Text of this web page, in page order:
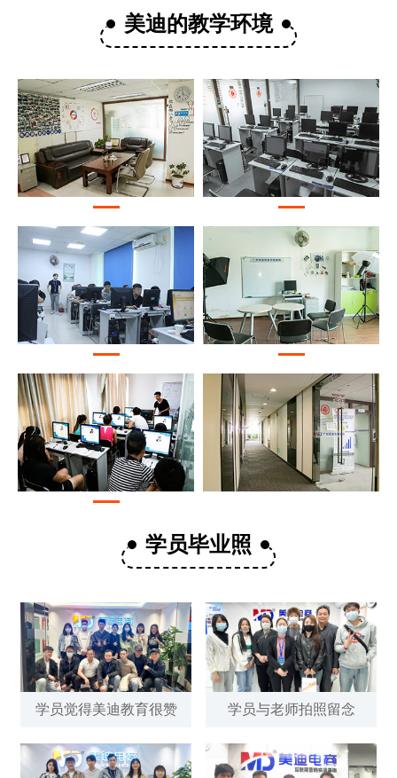
美迪的教学环境
学员毕业照
学员觉得美迪教育很赞 学员与老师拍照留念